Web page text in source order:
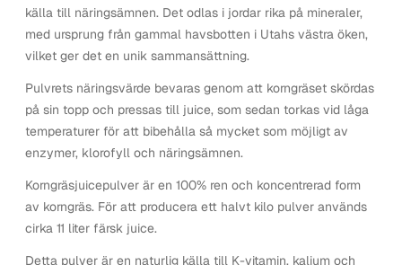
källa till näringsämnen. Det odlas i jordar rika på mineraler,
med ursprung från gammal havsbotten i Utahs västra öken,
vilket ger det en unik sammansättning.
Pulvrets näringsvärde bevaras genom att korngräset skördas
på sin topp och pressas till juice, som sedan torkas vid låga
temperaturer för att bibehålla så mycket som möjligt av
enzymer, klorofyll och näringsämnen.
Korngräsjuicepulver är en 100% ren och koncentrerad form
av korngräs. För att producera ett halvt kilo pulver används
cirka 11 liter färsk juice.
Detta pulver är en naturlig källa till K-vitamin, kalium och